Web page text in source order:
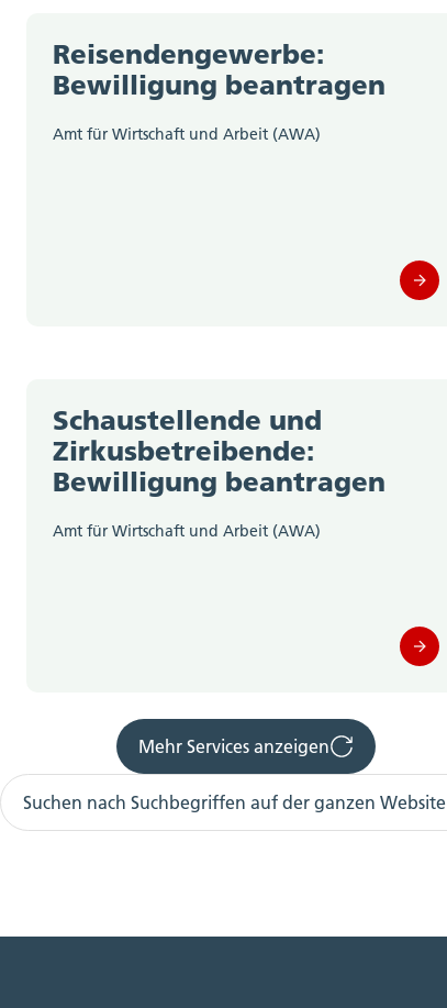
Reisendengewerbe:
Bewilligung beantragen
Amt für Wirtschaft und Arbeit (AWA)
Schaustellende und
Zirkusbetreibende:
Bewilligung beantragen
Amt für Wirtschaft und Arbeit (AWA)
Mehr Services anzeigen
Suchen nach Suchbegriffen auf der ganzen Website